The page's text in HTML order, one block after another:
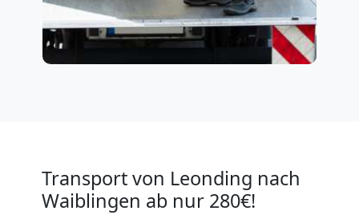
Transport von Leonding nach
Waiblingen ab nur 280€!